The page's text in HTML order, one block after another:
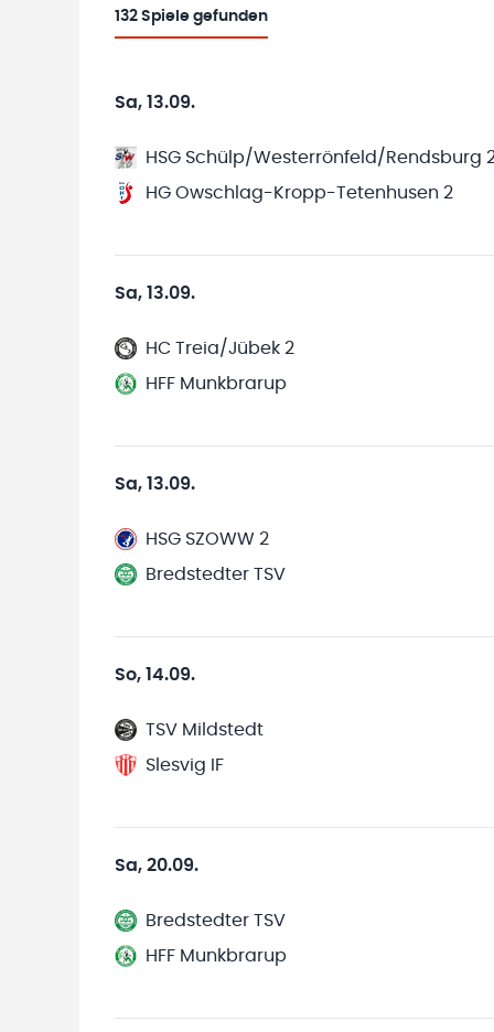
132 Spiele gefunden
Sa, 13.09.
HSG Schülp/Westerrönfeld/Rendsburg
HG Owschlag-Kropp-Tetenhusen 2
Sa, 13.09.
HC Treia/Jübek 2
HFF Munkbrarup
Sa, 13.09.
HSG SZOWW 2
Bredstedter TSV
So, 14.09.
TSV Mildstedt
Slesvig IF
Sa, 20.09.
Bredstedter TSV
HFF Munkbrarup